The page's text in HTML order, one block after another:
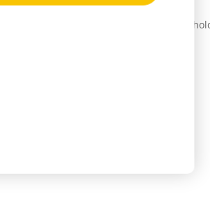
символ * са задължителни!<!--
--></p><!--